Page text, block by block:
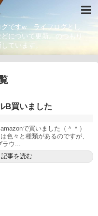
ですw ライフログとし
について更新。のつもり
ています。
B買いました
で買いました（＾＾）
色々と種類があるのですが、
ウ...
記事を読む